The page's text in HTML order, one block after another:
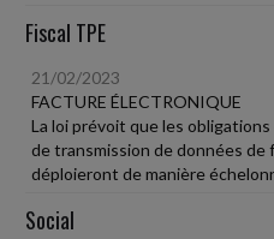
Fiscal TPE
21/02/2023
FACTURE ÉLECTRONIQUE
La loi prévoit que les
de transmission de données
déploieront de manière
Social